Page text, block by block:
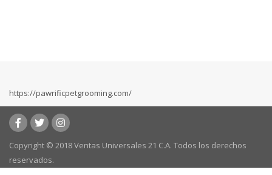
https://pawrificpetgrooming.com/
Copyright © 2018 Ventas Universales 21 C.A. Todos los derechos
reservados.